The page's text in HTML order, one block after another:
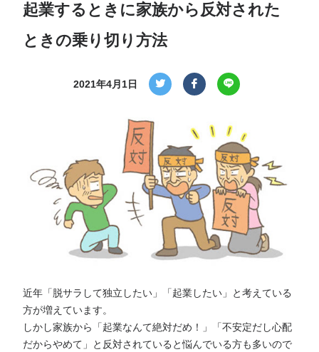
起業するときに家族から反対された
ときの乗り切り方法
2021年4月1日
近年「脱サラして独立したい」「起業したい」と考えている
方が増えています。
しかし家族から「起業なんて絶対だめ！」「不安定だし心配
だからやめて」と反対されていると悩んでいる方も多いので